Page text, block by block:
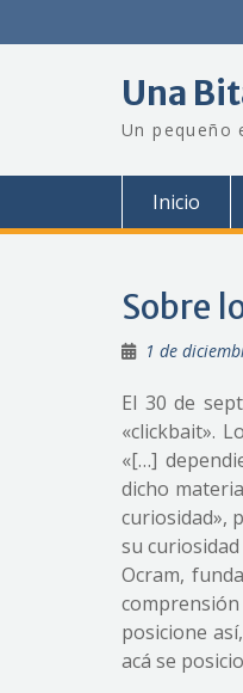
Una
Un pequeño
Inicio
Sobre
1 de
El 30 de
«clickbait».
«[…]
dicho
curiosidad»,
su
Ocram,
posicione
acá se